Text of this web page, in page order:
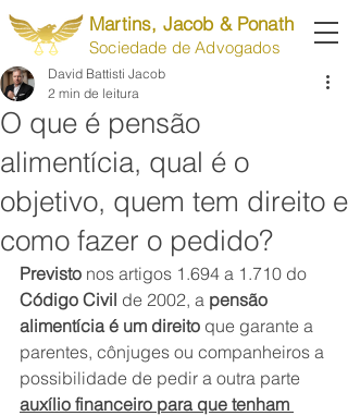
Martins, Jacob & Ponath
Sociedade de Advogados
O que é pensão
alimentícia, qual é o
objetivo, quem tem direito e
como fazer o pedido?
David Battisti Jacob
2 min de leitura
Previsto nos artigos 1.694 a 1.710 do
Código Civil de 2002, a pensão
alimentícia é um direito que garante a
parentes, cônjuges ou companheiros a
possibilidade de pedir a outra parte
auxílio financeiro para que tenham